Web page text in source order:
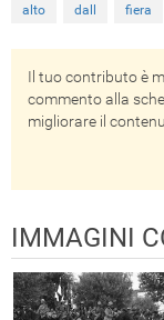
alto dall fiera
Il tuo contributo è
commento alla
migliorare il
IMMAGINI